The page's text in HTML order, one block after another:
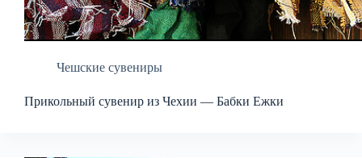
Чешские сувениры
Прикольный сувенир из Чехии — Бабки Ежки